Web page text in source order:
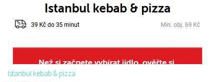
Istanbul kebab & pizza